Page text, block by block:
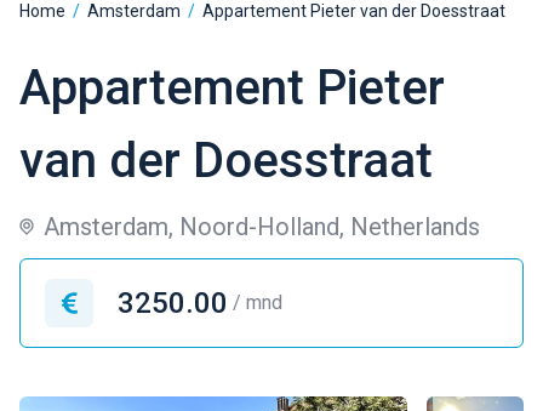
Home / Amsterdam / Appartement Pieter van der Doesstraat
Appartement Pieter
van der Doesstraat
Amsterdam, Noord-Holland, Netherlands
3250.00 / mnd